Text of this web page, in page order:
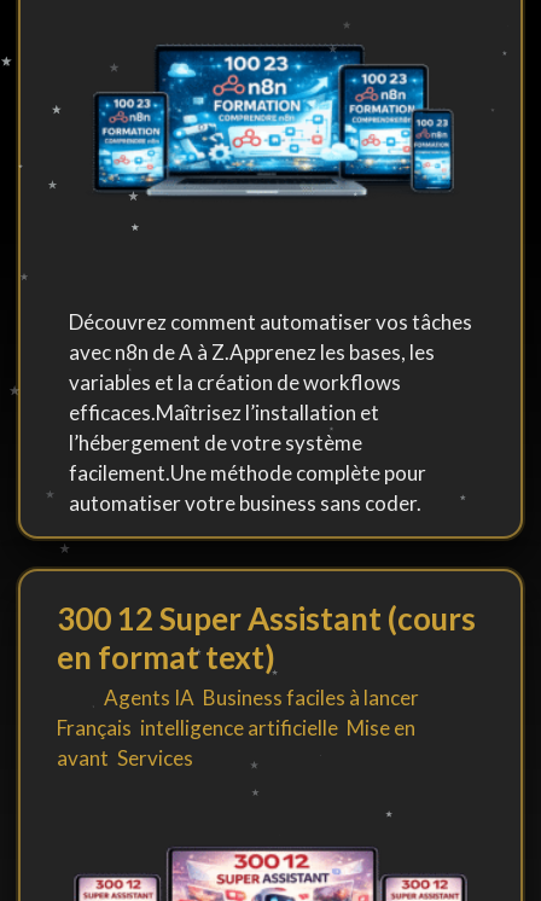
Découvrez comment automatiser vos tâches
avec n8n de A à Z.Apprenez les bases, les
variables et la création de workflows
efficaces.Maîtrisez l’installation et
l’hébergement de votre système
facilement.Une méthode complète pour
automatiser votre business sans coder.
300 12 Super Assistant (cours
en format text)
Agents IA Business faciles à lancer,
Français intelligence artificielle Mise en
avant Services